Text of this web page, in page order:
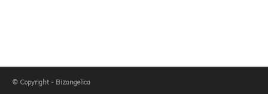
© Copyright - Bizangelica